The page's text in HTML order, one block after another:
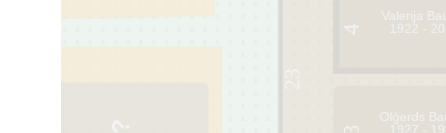
3
4
Olģerds
1927 -
Valerija
1922 -